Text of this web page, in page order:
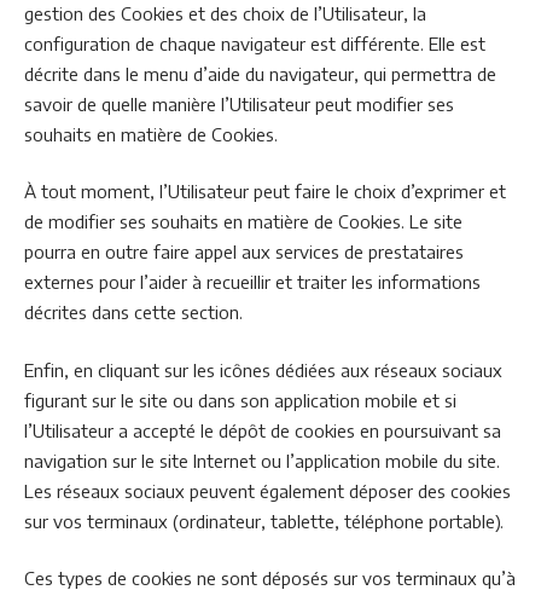
gestion des Cookies et des choix de l’Utilisateur, la
configuration de chaque navigateur est différente. Elle est
décrite dans le menu d’aide du navigateur, qui permettra de
savoir de quelle manière l’Utilisateur peut modifier ses
souhaits en matière de Cookies.
À tout moment, l’Utilisateur peut faire le choix d’exprimer et
de modifier ses souhaits en matière de Cookies. Le site
pourra en outre faire appel aux services de prestataires
externes pour l’aider à recueillir et traiter les informations
décrites dans cette section.
Enfin, en cliquant sur les icônes dédiées aux réseaux sociaux
figurant sur le site ou dans son application mobile et si
l’Utilisateur a accepté le dépôt de cookies en poursuivant sa
navigation sur le site Internet ou l’application mobile du site.
Les réseaux sociaux peuvent également déposer des cookies
sur vos terminaux (ordinateur, tablette, téléphone portable).
Ces types de cookies ne sont déposés sur vos terminaux qu’à